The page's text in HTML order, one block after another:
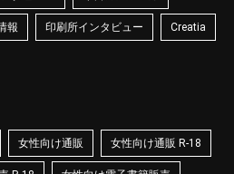
報 印刷所インタビュー Creatia
女性向け通販 女性向け通販 R-18